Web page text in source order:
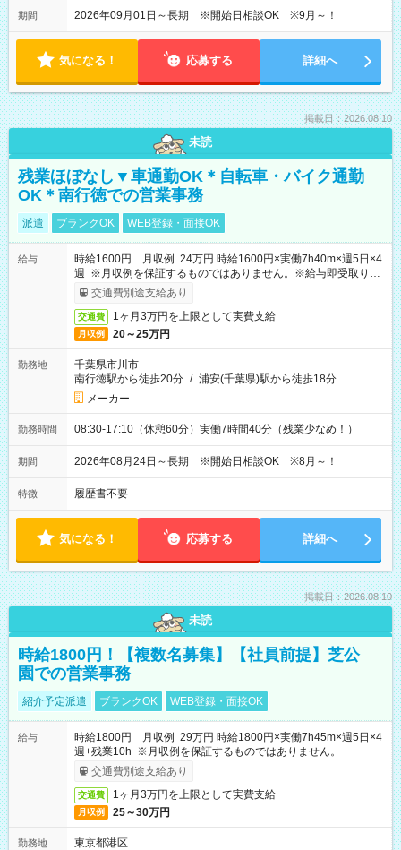
期間 2026年09月01日～長期 ※開始日相談OK ※9月～！
気になる！ 応募する 詳細へ
掲載日：2026.08.10
未読
残業ほぼなし▼車通勤OK＊自転車・バイク通勤
OK＊南行徳での営業事務
派遣 ブランクOK WEB登録・面接OK
給与
時給1600円 月収例 24万円 時給1600円×実働7h40m×週5日×4
週 ※月収例を保証するものではありません。※給与即受取りサ
ービス利用可（利用条件有）
交通費別途支給あり
交通費 1ヶ月3万円を上限として実費支給
月収例 20～25万円
勤務地
千葉県市川市
南行徳駅から徒歩20分 / 浦安(千葉県)駅から徒歩18分
メーカー
勤務時間 08:30-17:10（休憩60分）実働7時間40分（残業少なめ！）
期間 2026年08月24日～長期 ※開始日相談OK ※8月～！
特徴 履歴書不要
気になる！ 応募する 詳細へ
掲載日：2026.08.10
未読
時給1800円！【複数名募集】【社員前提】芝公
園での営業事務
紹介予定派遣 ブランクOK WEB登録・面接OK
給与
時給1800円 月収例 29万円 時給1800円×実働7h45m×週5日×4
週+残業10h ※月収例を保証するものではありません。
交通費別途支給あり
交通費 1ヶ月3万円を上限として実費支給
月収例 25～30万円
勤務地
東京都港区